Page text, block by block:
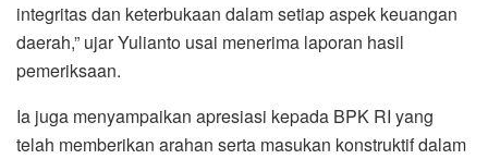
integritas dan keterbukaan dalam setiap aspek keuangan
daerah,” ujar Yulianto usai menerima laporan hasil
pemeriksaan.
Ia juga menyampaikan apresiasi kepada BPK RI yang
telah memberikan arahan serta masukan konstruktif dalam